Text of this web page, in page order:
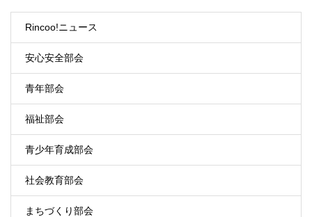
Rincoo!ニュース
安心安全部会
青年部会
福祉部会
青少年育成部会
社会教育部会
まちづくり部会